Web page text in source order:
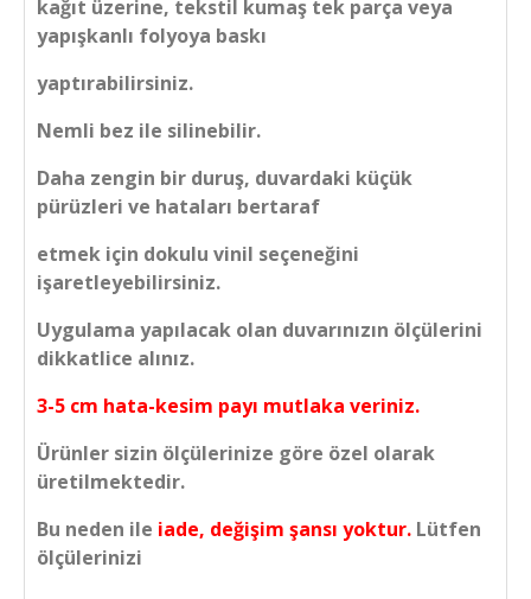
kağıt üzerine, tekstil kumaş tek parça veya
yapışkanlı folyoya baskı
yaptırabilirsiniz.
Nemli bez ile silinebilir.
Daha zengin bir duruş, duvardaki küçük
pürüzleri ve hataları bertaraf
etmek için dokulu vinil seçeneğini
işaretleyebilirsiniz.
Uygulama yapılacak olan duvarınızın ölçülerini
dikkatlice alınız.
3-5 cm hata-kesim payı mutlaka veriniz.
Ürünler sizin ölçülerinize göre özel olarak
üretilmektedir.
Bu neden ile iade, değişim şansı yoktur. Lütfen
ölçülerinizi